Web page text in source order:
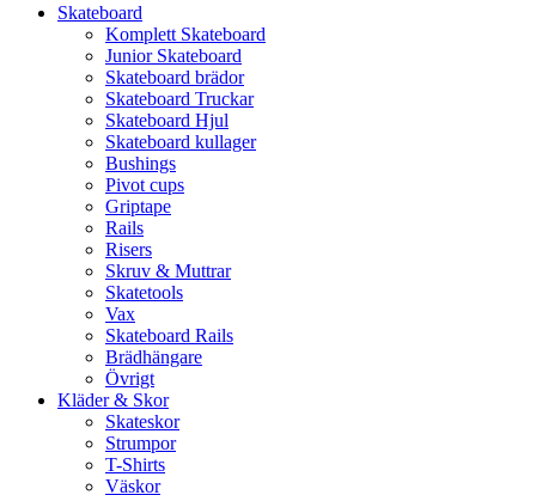
Skateboard
Komplett Skateboard
Junior Skateboard
Skateboard brädor
Skateboard Truckar
Skateboard Hjul
Skateboard kullager
Bushings
Pivot cups
Griptape
Rails
Risers
Skruv & Muttrar
Skatetools
Vax
Skateboard Rails
Brädhängare
Övrigt
Kläder & Skor
Skateskor
Strumpor
T-Shirts
Väskor